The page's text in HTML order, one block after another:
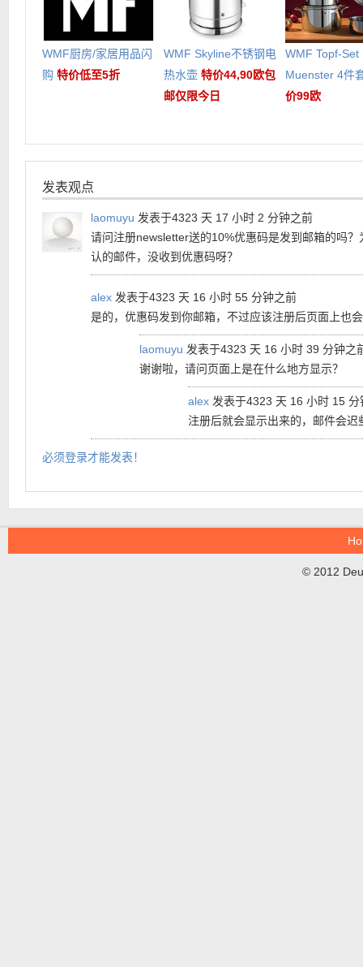
WMF厨房/家居用品闪
购 特价低至5折
WMF Skyline不锈钢电
热水壶 特价44,90欧包
邮仅限今日
WMF Topf-Set
Muenster 4件
价99欧
发表观点
laomuyu 发表于4323 天 17 小时 2 分钟之前
请问注册newsletter送的10%优惠码是发到邮箱的吗
认的邮件，没收到优惠码呀？
alex 发表于4323 天 16 小时 55 分钟之前
是的，优惠码发到你邮箱，不过应该注册后页面上也
laomuyu 发表于4323 天 16 小时 39 分钟之
谢谢啦，请问页面上是在什么地方显示？
alex 发表于4323 天 16 小时 15 分
注册后就会显示出来的，邮件会迟
必须登录才能发表！
© 2012